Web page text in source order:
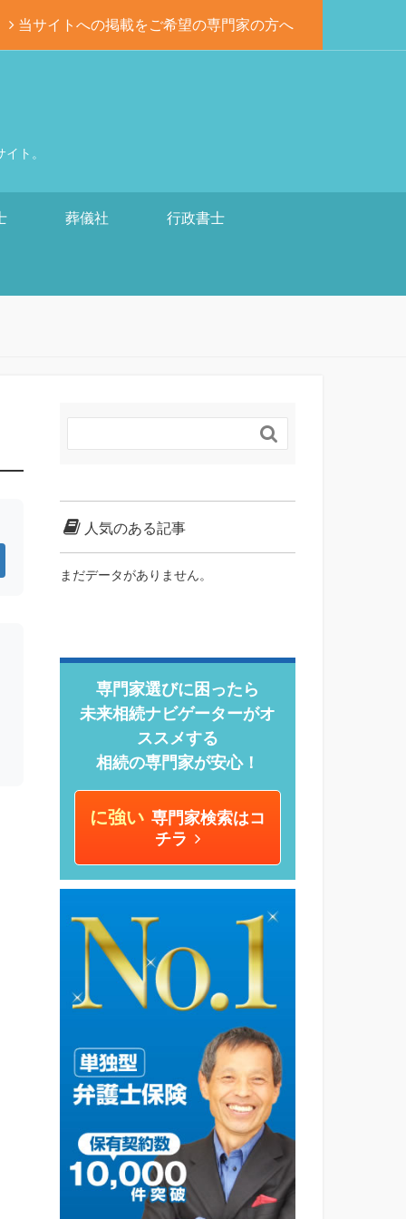
当サイトへの掲載をご希望の専門家の方へ
ト。
葬儀社 行政書士

人気のある記事
まだデータがありません。
専門家選びに困ったら
未来相続ナビゲーターがオ
ススメする
相続の専門家が安心！
に強い 専門家検索はコ
チラ